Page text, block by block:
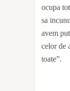
ocupa
sa
avem
celor de
toate”.